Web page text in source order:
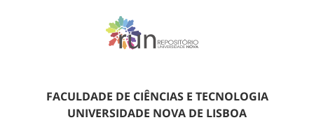
FACULDADE DE CIÊNCIAS E TECNOLOGIA
UNIVERSIDADE NOVA DE LISBOA